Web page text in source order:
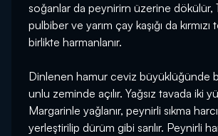
soğanlar da peynirirn üzerine dökülür, 1
pulbiber ve yarım çay kaşığı da
birlikte harmanlanır.
Dinlenen hamur ceviz büyüklüğünde
unlu zeminde açılır. Yağsız tavada iki
Margarinle yağlanır, peynirli sıkma
yerleştirilip dürüm gibi sarılır. Peynirli